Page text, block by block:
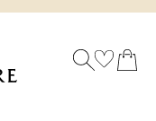
RECHERCHEPANIER